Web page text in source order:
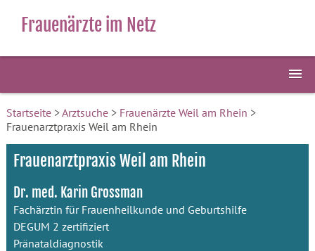
Frauenärzte im Netz
Startseite>Arztsuche> Frauenärzte Weil am Rhein >
Frauenarztpraxis Weil am Rhein
Frauenarztpraxis Weil am Rhein
Dr. med. Karin Grossman
Fachärztin für Frauenheilkunde und Geburtshilfe
DEGUM 2 zertifiziert
Pränataldiagnostik